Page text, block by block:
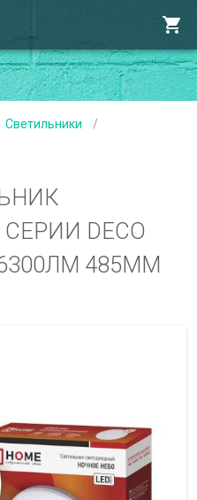
Светильники
/
DECO
485ММ